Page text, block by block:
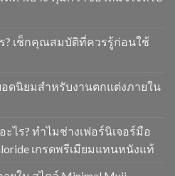
? เช็กคุณสมบัติที่ควรรู้ก่อนใช้
อดนิยมสำหรับงานตกแต่งภายใน
ไร? ทำไมช่างเฟอร์นิเจอร์มือ
เกรดพรีเมียมแทนหนังแท้